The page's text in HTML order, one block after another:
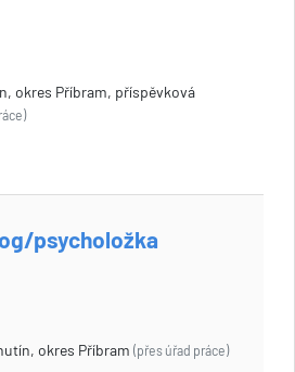
okres Příbram, příspěvková
psycholožka
okres Příbram (přes úřad práce)